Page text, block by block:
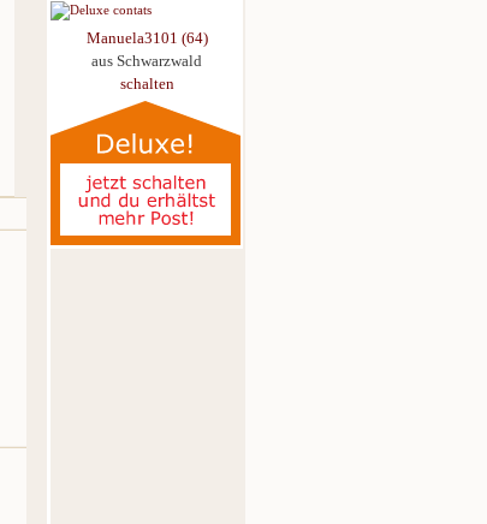
Manuela3101 (64)
aus Schwarzwald
schalten